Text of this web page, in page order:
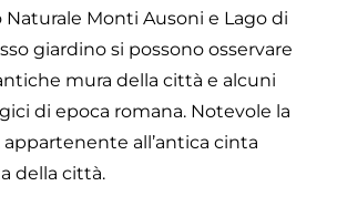
Naturale Monti Ausoni e Lago di
giardino si possono osservare
mura della città e alcuni
di epoca romana. Notevole la
appartenente all’antica cinta
della città.